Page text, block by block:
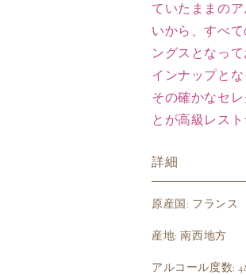
ていたままの
いから、すべ
ングスとなっ
インナップとな
その確かなセ
とが高級レス
詳細
原産国: フランス
産地: 南西地方
アルコール度数: